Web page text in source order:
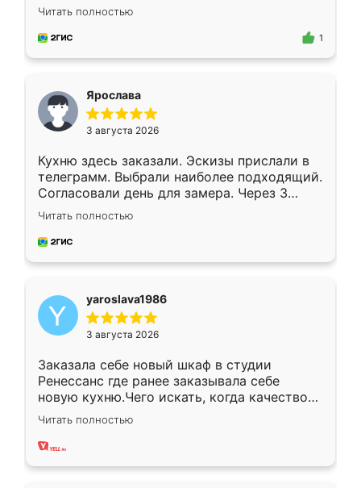
короткие сроки изготовления. Приехавший
для замера сотрудник Владислав
предложил по моему эскизу самый
Читать полностью
1
Ярослава
3 августа 2026
Кухню здесь заказали. Эскизы прислали в
телеграмм. Выбрали наиболее подходящий.
Согласовали день для замера. Через 3
недели кухня была уже готова. Остались
довольны работой. Спасибо Ренессанс
мебель за качественную работу!
Читать полностью
yaroslava1986
3 августа 2026
Заказала себе новый шкаф в студии
Ренессанс где ранее заказывала себе
новую кухню.Чего искать, когда качеством
вполне довольна. Служит кухня уже почти
два года, нареканий нет.
Читать полностью